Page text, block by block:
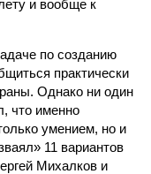
и вообще к
по созданию
практически
Однако ни один
что именно
умением, но и
11 вариантов
Михалков и